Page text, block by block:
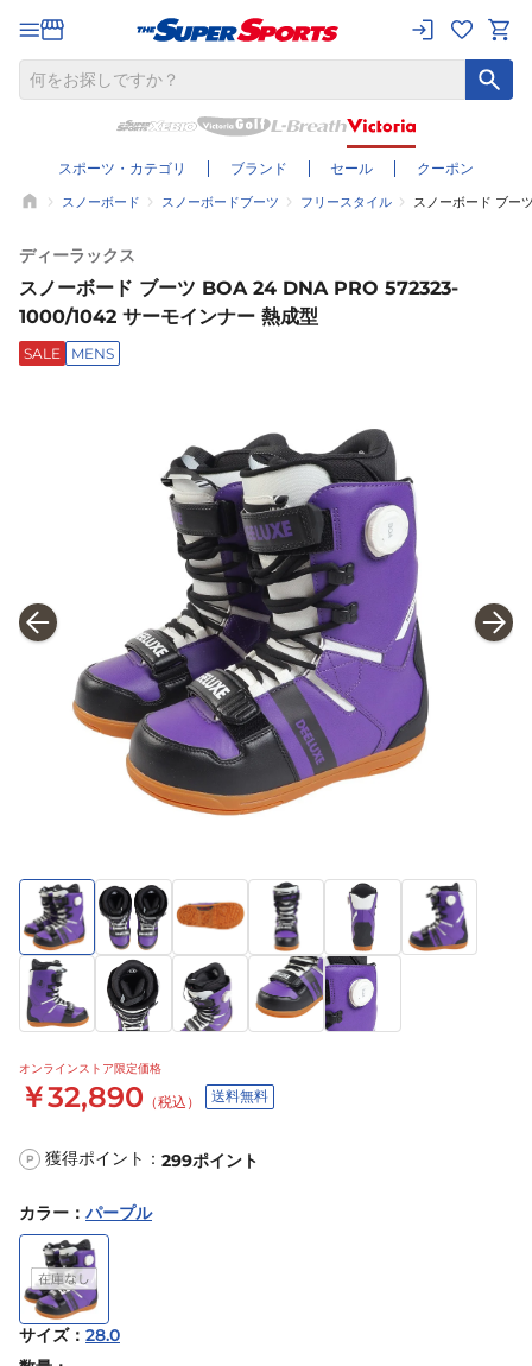
スポーツ・カテゴリ ブランド セール クーポン
スノーボード スノーボードブーツ フリースタイル スノーボード ブー
ディーラックス
スノーボード ブーツ BOA 24 DNA PRO 572323-
1000/1042 サーモインナー 熱成型
SALE MENS
オンラインストア限定価格
￥32,890 （税込） 送料無料
P 獲得ポイント： 299ポイント
カラー ： パープル
サイズ： 28.0